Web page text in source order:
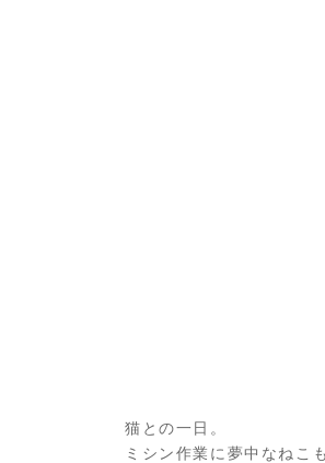
猫との一日。
ミシン作業に夢中なねこ